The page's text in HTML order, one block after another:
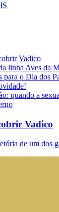
Vadico
linha Aves da
para o Dia dos
quando a
Vadico
de um dos